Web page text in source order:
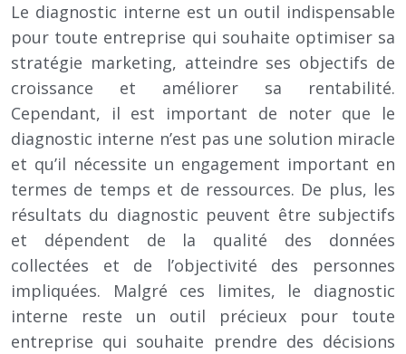
Le diagnostic interne est un outil indispensable
pour toute entreprise qui souhaite optimiser sa
stratégie marketing, atteindre ses objectifs de
croissance et améliorer sa rentabilité.
Cependant, il est important de noter que le
diagnostic interne n’est pas une solution miracle
et qu’il nécessite un engagement important en
termes de temps et de ressources. De plus, les
résultats du diagnostic peuvent être subjectifs
et dépendent de la qualité des données
collectées et de l’objectivité des personnes
impliquées. Malgré ces limites, le diagnostic
interne reste un outil précieux pour toute
entreprise qui souhaite prendre des décisions